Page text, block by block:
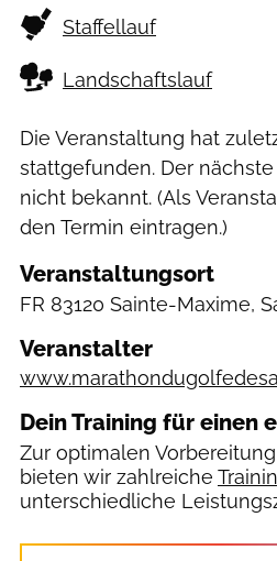
Staffellauf
Landschaftslauf
Die Veranstaltung hat
stattgefunden. Der
nicht bekannt. (Als
den Termin eintragen.)
Veranstaltungsort
FR 83120 Sainte-Maxime,
Veranstalter
Dein Training für einen
Zur optimalen
bieten wir zahlreiche
unterschiedliche